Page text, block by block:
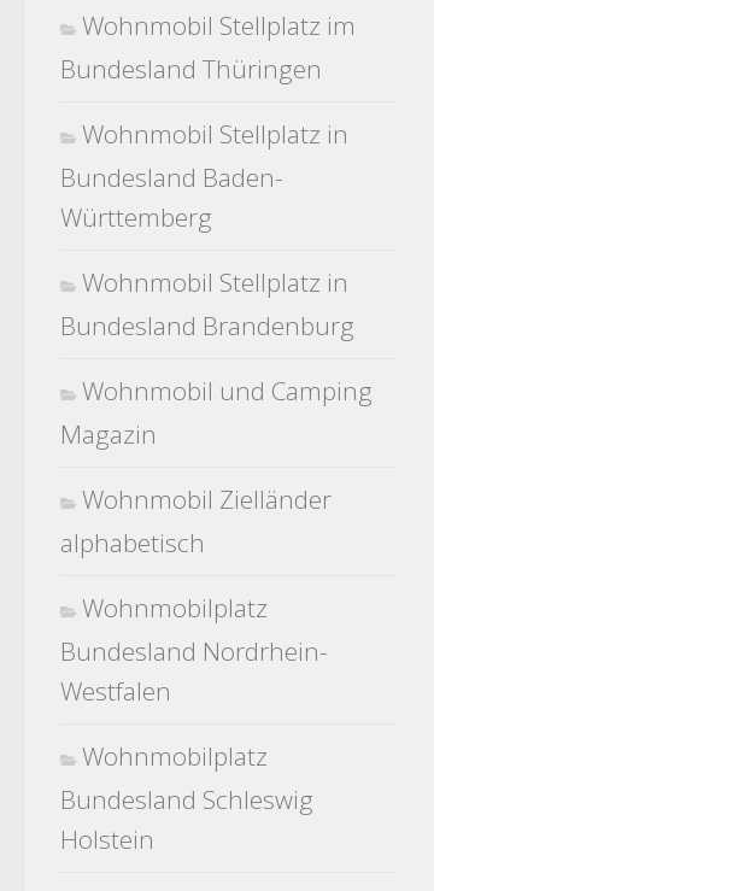
Wohnmobil Stellplatz im
Bundesland Thüringen
Wohnmobil Stellplatz in
Bundesland Baden-
Württemberg
Wohnmobil Stellplatz in
Bundesland Brandenburg
Wohnmobil und Camping
Magazin
Wohnmobil Zielländer
alphabetisch
Wohnmobilplatz
Bundesland Nordrhein-
Westfalen
Wohnmobilplatz
Bundesland Schleswig
Holstein